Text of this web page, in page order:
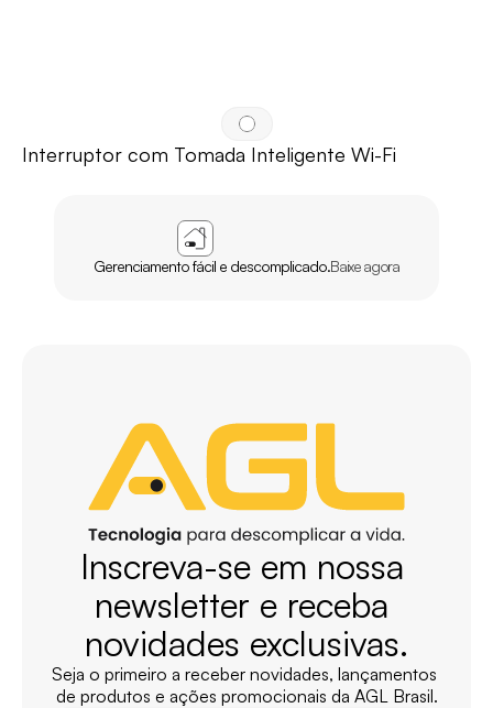
Interruptor com Tomada Inteligente Wi-Fi
Gerenciamento fácil e descomplicado.Baixe agora
Inscreva-se em nossa
newsletter e receba
novidades exclusivas.
Seja o primeiro a receber novidades, lançamentos
de produtos e ações promocionais da AGL Brasil.